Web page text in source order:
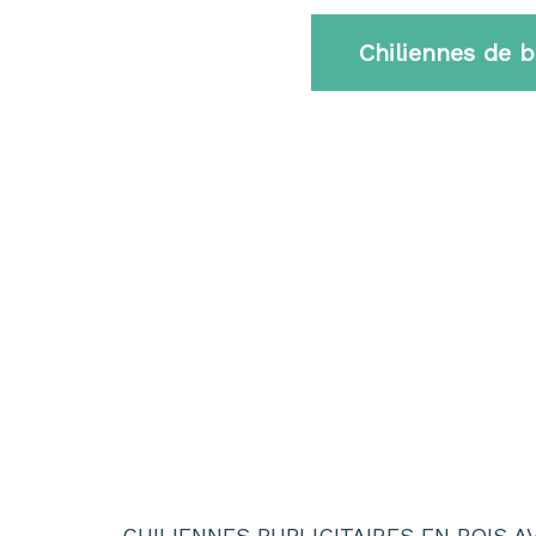
Chiliennes de